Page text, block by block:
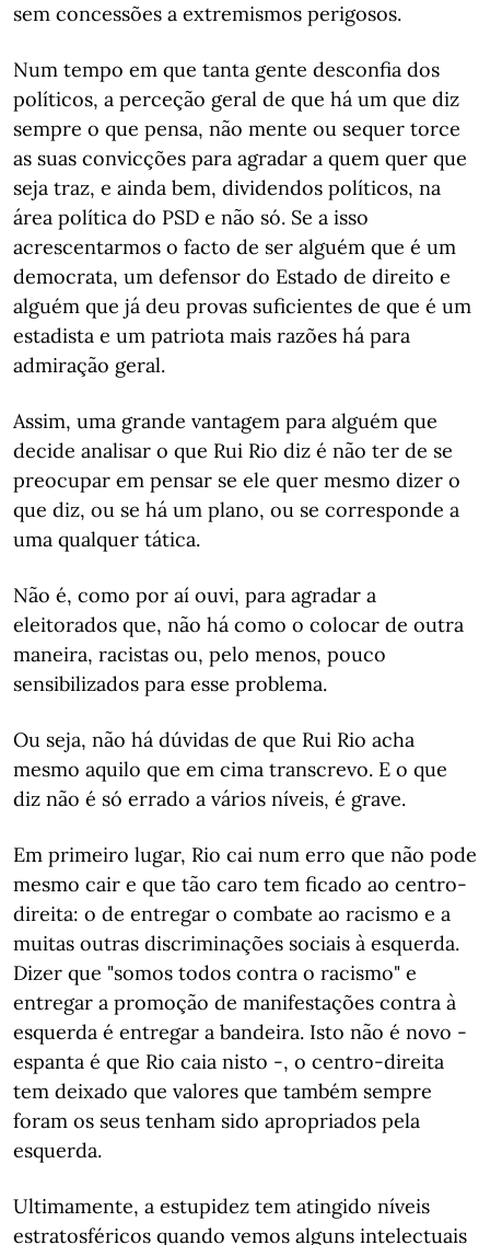
sem concessões a extremismos perigosos.
Num tempo em que tanta gente desconfia dos
políticos, a perceção geral de que há um que diz
sempre o que pensa, não mente ou sequer torce
as suas convicções para agradar a quem quer que
seja traz, e ainda bem, dividendos políticos, na
área política do PSD e não só. Se a isso
acrescentarmos o facto de ser alguém que é um
democrata, um defensor do Estado de direito e
alguém que já deu provas suficientes de que é um
estadista e um patriota mais razões há para
admiração geral.
Assim, uma grande vantagem para alguém que
decide analisar o que Rui Rio diz é não ter de se
preocupar em pensar se ele quer mesmo dizer o
que diz, ou se há um plano, ou se corresponde a
uma qualquer tática.
Não é, como por aí ouvi, para agradar a
eleitorados que, não há como o colocar de outra
maneira, racistas ou, pelo menos, pouco
sensibilizados para esse problema.
Ou seja, não há dúvidas de que Rui Rio acha
mesmo aquilo que em cima transcrevo. E o que
diz não é só errado a vários níveis, é grave.
Em primeiro lugar, Rio cai num erro que não pode
mesmo cair e que tão caro tem ficado ao centro-
direita: o de entregar o combate ao racismo e a
muitas outras discriminações sociais à esquerda.
Dizer que "somos todos contra o racismo" e
entregar a promoção de manifestações contra à
esquerda é entregar a bandeira. Isto não é novo -
espanta é que Rio caia nisto -, o centro-direita
tem deixado que valores que também sempre
foram os seus tenham sido apropriados pela
esquerda.
Ultimamente, a estupidez tem atingido níveis
estratosféricos quando vemos alguns intelectuais